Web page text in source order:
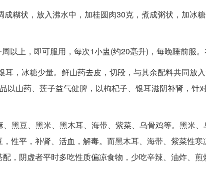
糊状，放入沸水中，加桂圆肉30克，煮成粥状，加冰
以上，即可服用，每次1小盅(约20毫升)，每晚睡前服。
耳，冰糖少量。鲜山药去皮，切段，与其余配料共同放
以山药、莲子益气健脾，以枸杞子、银耳滋阴补肾，针
黑豆、黑米、黑木耳、海带、紫菜、乌骨鸡等。黑米
性平，补肾、活血，解毒。而黑木耳、海带、紫菜性
，阴虚者平时多吃性质偏凉食物，少吃辛辣、油炸、煎